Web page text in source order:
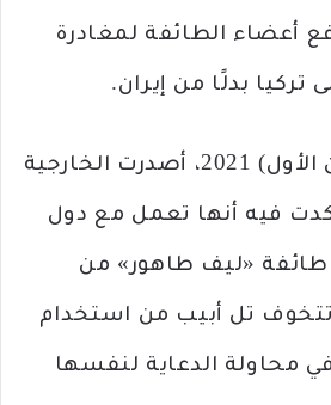
أعضاء الطائفة لمغادرة
تركيا بدلًا من إيران.
وفي أكتوبر (تشرين الأول) 2021، أصدرت الخارجية
أكدت فيه أنها تعمل مع دول
طائفة «ليف طاهور» من
تل أبيب من استخدام
في محاولة الدعاية لنفسها